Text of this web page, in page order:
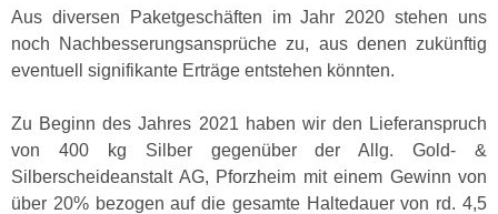
Aus diversen Paketgeschäften im Jahr 2020 stehen uns
noch Nachbesserungsansprüche zu, aus denen zukünftig
eventuell signifikante Erträge entstehen könnten.
Zu Beginn des Jahres 2021 haben wir den Lieferanspruch
von 400 kg Silber gegenüber der Allg. Gold- &
Silberscheideanstalt AG, Pforzheim mit einem Gewinn von
über 20% bezogen auf die gesamte Haltedauer von rd. 4,5